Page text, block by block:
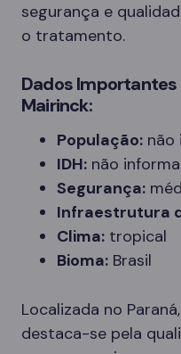
segurança e
o tratamento.
Dados
Mairinck:
População: não
IDH: não
Segurança:
Infraestrutura
Clima: tropical
Bioma: Brasil
Localizada no
destaca-se pela